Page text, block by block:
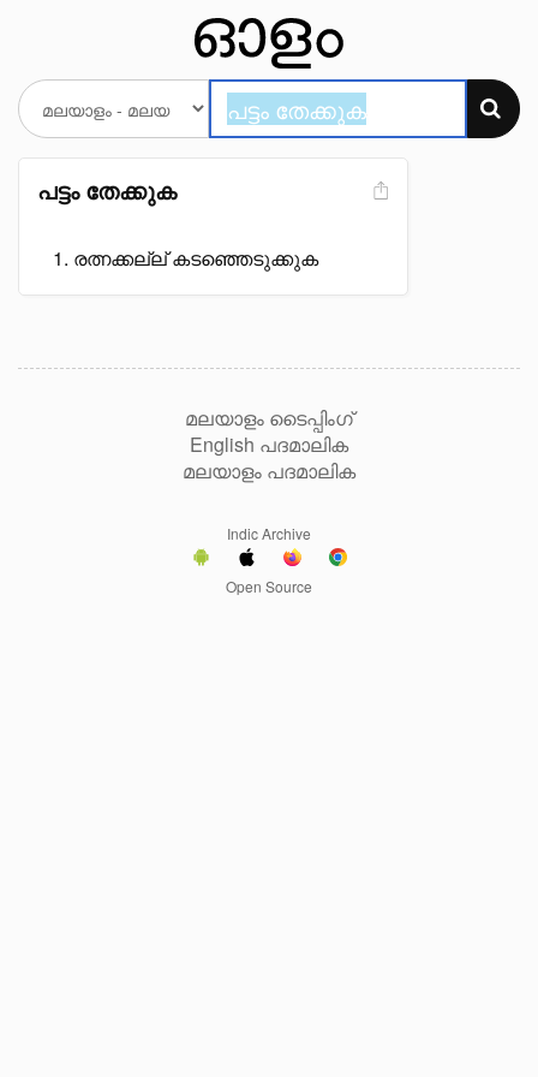
പട്ടം തേക്കുക
രത്നക്കല്ല് കടഞ്ഞെടുക്കുക
മലയാളം ടൈപ്പിംഗ്
English പദമാലിക
മലയാളം പദമാലിക
Indic Archive
Open Source